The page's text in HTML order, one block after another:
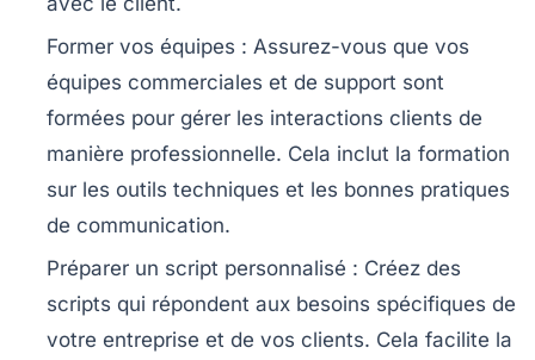
Former vos équipes : Assurez-vous que vos
équipes commerciales et de support sont
formées pour gérer les interactions clients de
manière professionnelle. Cela inclut la formation
sur les outils techniques et les bonnes pratiques
de communication.
Préparer un script personnalisé : Créez des
scripts qui répondent aux besoins spécifiques de
votre entreprise et de vos clients. Cela facilite la